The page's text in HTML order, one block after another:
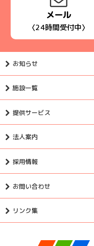
メール
〈24時間受付中〉
お知らせ
施設一覧
提供サービス
法人案内
採用情報
お問い合わせ
リンク集